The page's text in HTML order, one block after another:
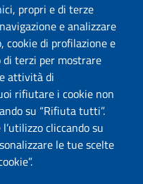
propri e di terze
e analizzare
cookie di profilazione e
terzi per mostrare
attività di
rifiutare i cookie non
su “Rifiuta tutti”.
cliccando su
le tue scelte